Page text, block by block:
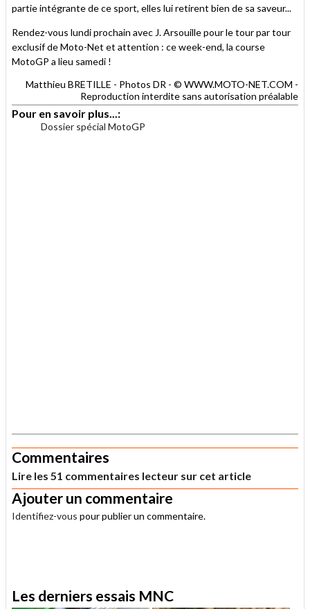
partie intégrante de ce sport, elles lui retirent bien de sa saveur...
Rendez-vous lundi prochain avec J. Arsouille pour le tour par tour
exclusif de Moto-Net et attention : ce week-end, la course
MotoGP a lieu samedi !
Matthieu BRETILLE - Photos DR - © WWW.MOTO-NET.COM -
Reproduction interdite sans autorisation préalable
Pour en savoir plus...:
Dossier spécial MotoGP
Commentaires
Lire les 51 commentaires lecteur sur cet article
Ajouter un commentaire
Identifiez-vous pour publier un commentaire.
Les derniers essais MNC